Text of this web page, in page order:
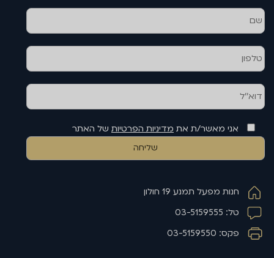
שם
טלפון
דוא''ל
אני מאשר/ת את מדיניות הפרטיות של האתר
חנות מפעל תמנע 19 חולון
טל: 03-5159555
פקס: 03-5159550